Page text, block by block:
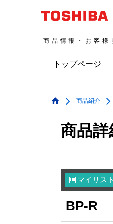
商品情報・お客様
トップページ
商品紹介
商品詳
マイリスト
BP-R